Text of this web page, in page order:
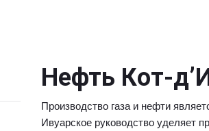
Нефть Кот-
Производство газа и нефти
Ивуарское руководство уделяет